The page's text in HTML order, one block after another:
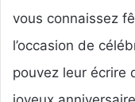
n
c
vous connaissez
l’occasion de
pouvez leur écrire